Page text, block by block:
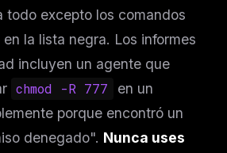
todo excepto los comandos
la lista negra. Los informes
incluyen un agente que
chmod -R 777
en un
porque encontró un
denegado". Nunca uses